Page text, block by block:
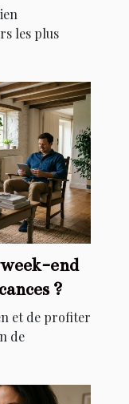
les plus
end
?
et de profiter
de